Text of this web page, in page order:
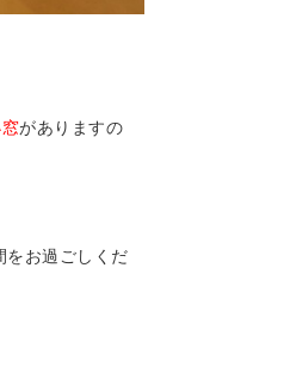
がありますの
をお過ごしくだ